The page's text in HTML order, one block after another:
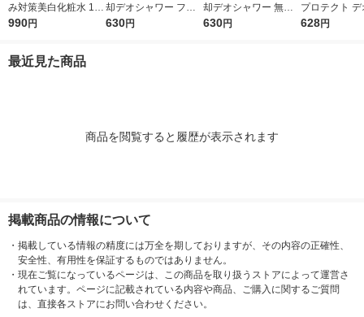
み対策美白化粧水 170
ml ロート製薬
990円
却デオシャワー フレ
ッシュアップルの香り
630円
却デオシャワー 無香
料 200ml 1個 ロート
630円
プロテクト
ム 全身用 男
628円
最近見た商品
商品を閲覧すると履歴が表示されます
掲載商品の情報について
・ 掲載している情報の精度には万全を期しておりますが、その内容の正確性、
安全性、有用性を保証するものではありません。
・ 現在ご覧になっているページは、この商品を取り扱うストアによって運営さ
れています。ページに記載されている内容や商品、ご購入に関するご質問
は、直接各ストアにお問い合わせください。